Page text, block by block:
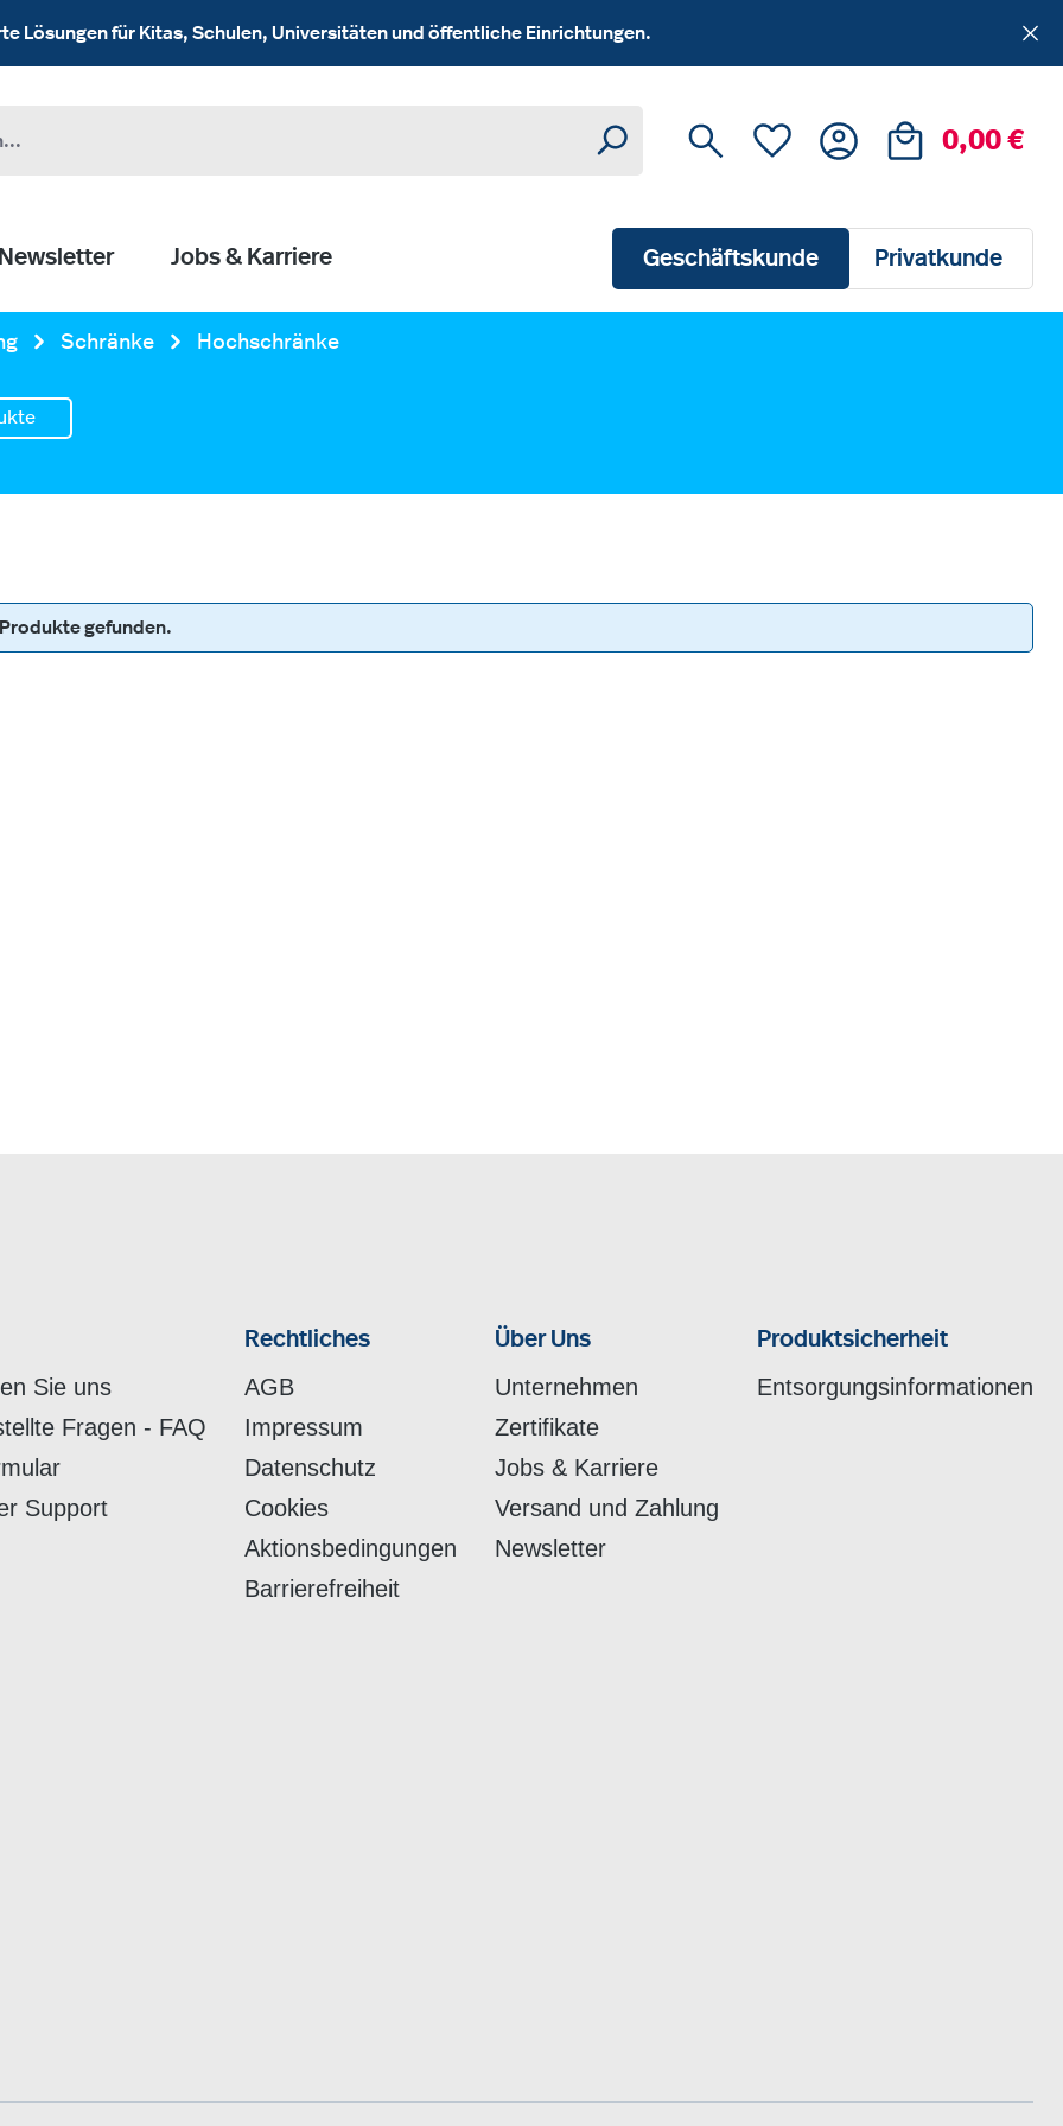
Lösungen für Kitas, Schulen, Universitäten und öffentliche Einrichtungen.
Du hast 0 Produkte auf dem
0,00 €
Newsletter Jobs & Karriere Geschäftskunde Privatkunde
Schränke Hochschränke
Produkte gefunden.
Sie uns
Fragen - FAQ
Support
Rechtliches
AGB
Impressum
Datenschutz
Cookies
Aktionsbedingungen
Barrierefreiheit
Über Uns
Unternehmen
Zertifikate
Jobs & Karriere
Versand und Zahlung
Newsletter
Produktsicherheit
Entsorgungsinformationen